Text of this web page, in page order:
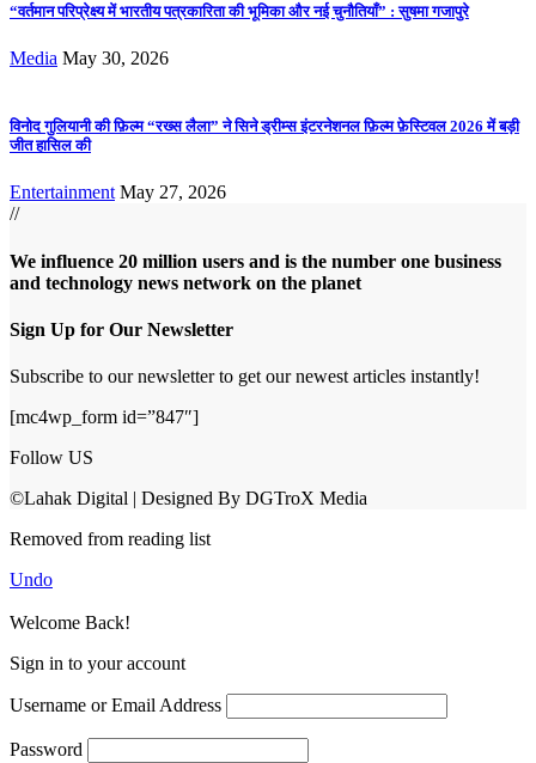
“वर्तमान परिप्रेक्ष्य में भारतीय पत्रकारिता की भूमिका और नई चुनौतियाँ” : सुषमा गजापुरे
Media May 30, 2026
विनोद गुलियानी की फ़िल्म “रख्स लैला” ने सिने ड्रीम्स इंटरनेशनल फ़िल्म फ़ेस्टिवल 2026 में बड़ी
जीत हासिल की
Entertainment May 27, 2026
//
We influence 20 million users and is the number one business
and technology news network on the planet
Sign Up for Our Newsletter
Subscribe to our newsletter to get our newest articles instantly!
[mc4wp_form id=”847″]
Follow US
©Lahak Digital | Designed By DGTroX Media
Removed from reading list
Undo
Welcome Back!
Sign in to your account
Username or Email Address
Password